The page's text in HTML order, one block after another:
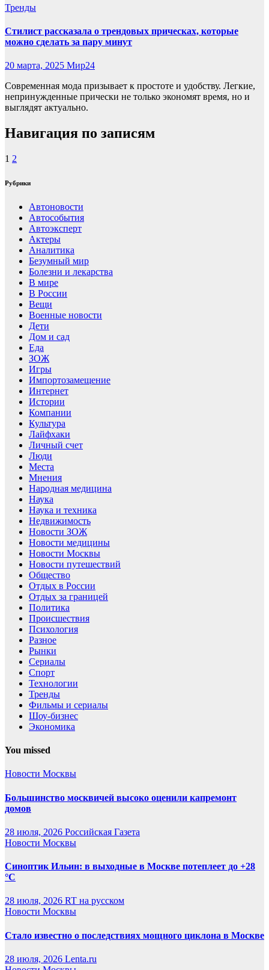
Тренды
Стилист рассказала о трендовых прическах, которые
можно сделать за пару минут
20 марта, 2025 Мир24
Современная мода призывает к простоте и удобству. Легкие,
непринужденные прически не только экономят время, но и
выглядят актуально.
Навигация по записям
1 2
Рубрики
Автоновости
Автособытия
Автоэксперт
Актеры
Аналитика
Безумный мир
Болезни и лекарства
В мире
В России
Вещи
Военные новости
Дети
Дом и сад
Еда
ЗОЖ
Игры
Импортозамещение
Интернет
Истории
Компании
Культура
Лайфхаки
Личный счет
Люди
Места
Мнения
Народная медицина
Наука
Наука и техника
Недвижимость
Новости ЗОЖ
Новости медицины
Новости Москвы
Новости путешествий
Общество
Отдых в России
Отдых за границей
Политика
Происшествия
Психология
Разное
Рынки
Сериалы
Спорт
Технологии
Тренды
Фильмы и сериалы
Шоу-бизнес
Экономика
You missed
Новости Москвы
Большинство москвичей высоко оценили капремонт
домов
28 июля, 2026 Российская Газета
Новости Москвы
Синоптик Ильин: в выходные в Москве потеплеет до +28
°C
28 июля, 2026 RT на русском
Новости Москвы
Стало известно о последствиях мощного циклона в Москве
28 июля, 2026 Lenta.ru